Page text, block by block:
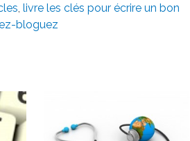
livre les clés pour écrire un bon
bloguez